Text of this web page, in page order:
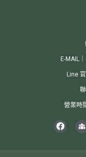
E-MAIL
Line
營業時